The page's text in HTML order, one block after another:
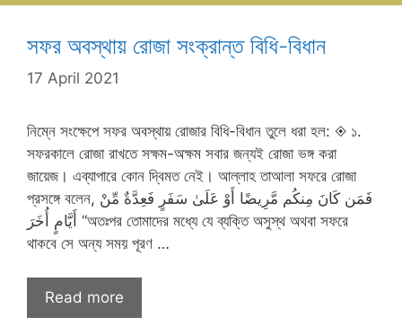
সফর অবস্থায় রোজা সংক্রান্ত বিধি-বিধান
17 April 2021
নিম্নে সংক্ষেপে সফর অবস্থায় রোজার বিধি-বিধান তুলে ধরা হল: ◈ ১.
সফরকালে রোজা রাখতে সক্ষম-অক্ষম সবার জন্যই রোজা ভঙ্গ করা
জায়েজ। এব্যাপারে কোন দ্বিমত নেই। আল্লাহ তাআলা সফরে রোজা
প্রসঙ্গে বলেন, فَمَن كَانَ مِنكُم مَّرِيضًا أَوْ عَلَىٰ سَفَرٍ فَعِدَّةٌ مِّنْ
أَيَّامٍ أُخَرَ “অতঃপর তোমাদের মধ্যে যে ব্যক্তি অসুস্থ অথবা সফরে
থাকবে সে অন্য সময় পূরণ …
Read more